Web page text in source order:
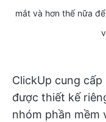
mắt và hơn thế nữa
ClickUp cung
được thiết kế
nhóm phần mềm